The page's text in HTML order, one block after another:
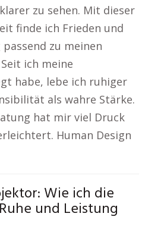
zu sehen. Mit dieser
finde ich Frieden und
zu meinen
ich meine
habe, lebe ich ruhiger
als wahre Stärke.
hat mir viel Druck
Human Design
Wie ich die
und Leistung